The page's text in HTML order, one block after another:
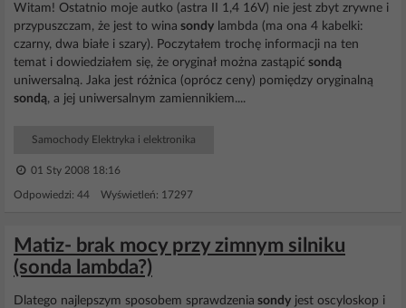
Witam! Ostatnio moje autko (astra II 1,4 16V) nie jest zbyt zrywne i
przypuszczam, że jest to wina sondy lambda (ma ona 4 kabelki:
czarny, dwa białe i szary). Poczytałem trochę informacji na ten
temat i dowiedziałem się, że oryginał można zastąpić sondą
uniwersalną. Jaka jest różnica (oprócz ceny) pomiędzy oryginalną
sondą, a jej uniwersalnym zamiennikiem....
Samochody Elektryka i elektronika
01 Sty 2008 18:16
Odpowiedzi: 44 Wyświetleń: 17297
Matiz- brak mocy przy zimnym silniku
(sonda lambda?)
Dlatego najlepszym sposobem sprawdzenia sondy jest oscyloskop i